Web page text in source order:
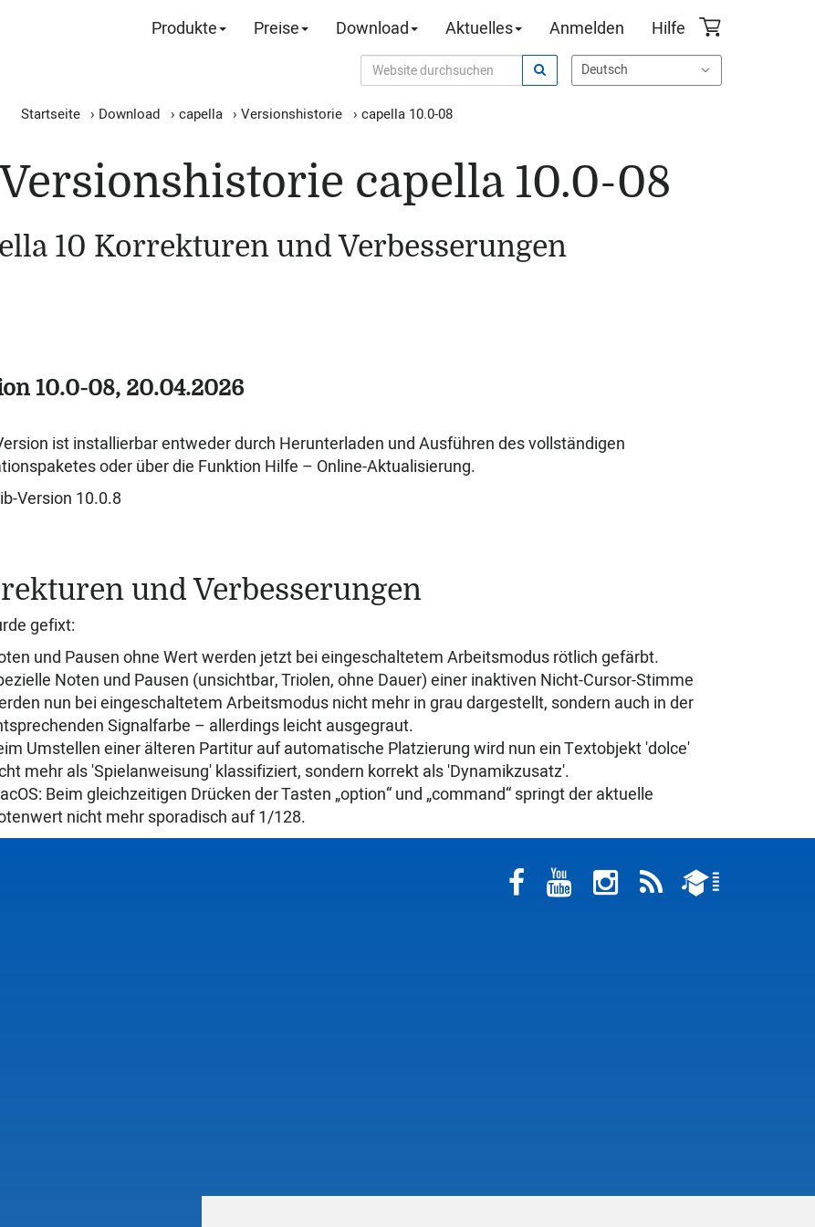
Produkte Preise Download Aktuelles Anmelden Hilfe
Startseite › Download › capella › Versionshistorie › capella 10.0-08
Versionshistorie capella 10.0-08
10 Korrekturen und Verbesserungen
10.0-08, 20.04.2026
ist installierbar entweder durch Herunterladen und Ausführen des vollständigen
oder über die Funktion Hilfe – Online-Aktualisierung.
Version 10.0.8
und Verbesserungen
gefixt:
und Pausen ohne Wert werden jetzt bei eingeschaltetem Arbeitsmodus rötlich gefärbt.
Noten und Pausen (unsichtbar, Triolen, ohne Dauer) einer inaktiven Nicht-Cursor-Stimme
nun bei eingeschaltetem Arbeitsmodus nicht mehr in grau dargestellt, sondern auch in der
Signalfarbe – allerdings leicht ausgegraut.
Umstellen einer älteren Partitur auf automatische Platzierung wird nun ein Textobjekt 'dolce'
mehr als 'Spielanweisung' klassifiziert, sondern korrekt als 'Dynamikzusatz'.
Beim gleichzeitigen Drücken der Tasten „option“ und „command“ springt der aktuelle
nicht mehr sporadisch auf 1/128.